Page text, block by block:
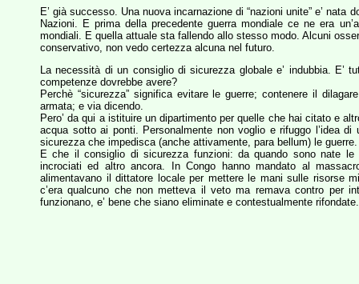
E’ già successo. Una nuova incarnazione di “nazioni unite” e’
Nazioni. E prima della precedente guerra mondiale ce ne era
mondiali. E quella attuale sta fallendo allo stesso modo. Alcuni
conservativo, non vedo certezza alcuna nel futuro.
La necessità di un consiglio di sicurezza globale e’ indubbia. E’
competenze dovrebbe avere?
Perchè “sicurezza” significa evitare le guerre; contenere il
armata; e via dicendo.
Pero’ da qui a istituire un dipartimento per quelle che hai citato e
acqua sotto ai ponti. Personalmente non voglio e rifuggo l’idea
sicurezza che impedisca (anche attivamente, para bellum) le guerre.
E che il consiglio di sicurezza funzioni: da quando sono nate
incrociati ed altro ancora. In Congo hanno mandato al
alimentavano il dittatore locale per mettere le mani sulle risorse
c’era qualcuno che non metteva il veto ma remava contro per
funzionano, e’ bene che siano eliminate e contestualmente rifondate.